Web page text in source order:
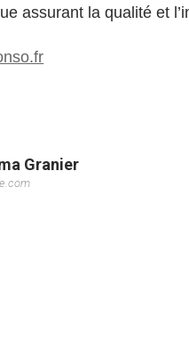
assurant la qualité et
Granier